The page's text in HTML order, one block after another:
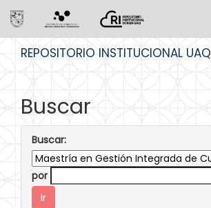
REPOSITORIO INSTITUCIONAL UAQ
Buscar
Buscar:
por